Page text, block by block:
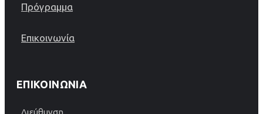
Πρόγραμμα
Επικοινωνία
ΕΠΙΚΟΙΝΩΝΊΑ